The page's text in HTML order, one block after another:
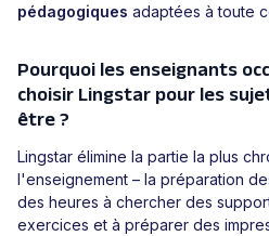
pédagogiques adaptées à toute
Pourquoi les enseignants
choisir Lingstar pour les
être ?
Lingstar élimine la partie la plus
l'enseignement – la préparation
des heures à chercher des
exercices et à préparer des